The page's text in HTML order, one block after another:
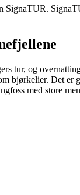
SignaTUR.
tur, og
bjørkelier. Det
med store